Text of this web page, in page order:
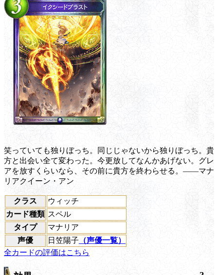
笑っていても独りぼっち。同じじゃないから独りぼっち。貴
方と出会い全て変わった。今更放してなんかあげない。グレ
アを放すくらいなら、その前に貴方を終わらせる。――マナ
リアクイーン・アン
クラス
ウィッチ
カード種類 スペル
タイプ
マナリア
声優
日笠陽子 （声優一覧）
全カードの評価はこちら